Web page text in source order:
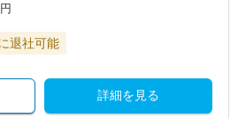
退社可能
詳細を見る